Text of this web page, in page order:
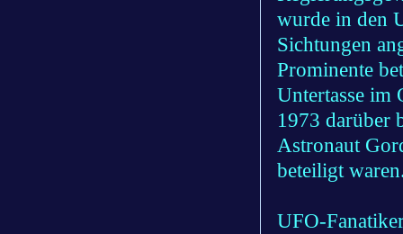
wurde in den
Sichtungen
Prominente
Untertasse im
1973 darüber
Astronaut
beteiligt
UFO-